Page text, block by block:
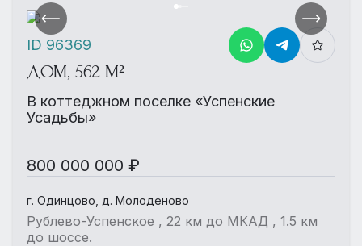
ДОМ, 562 М²
В коттеджном поселке «Успенские
Усадьбы»
800 000 000 ₽
г. Одинцово, д. Молоденово
Рублево-Успенское , 22 км до МКАД , 1.5 км
до шоссе.
ID 96369